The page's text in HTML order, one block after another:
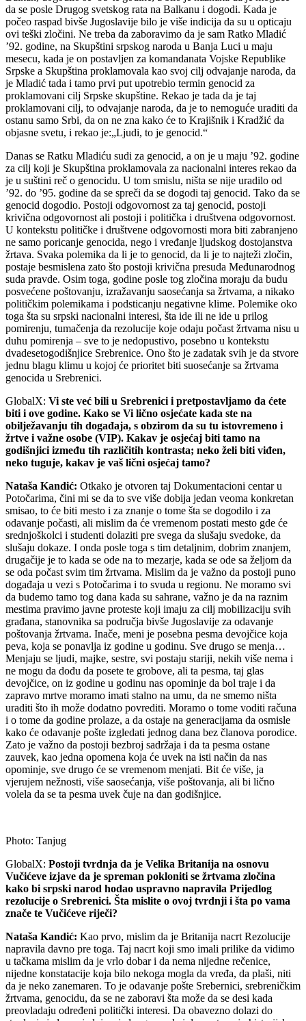
da se posle Drugog svetskog rata na Balkanu i dogodi. Kada je
počeo raspad bivše Jugoslavije bilo je više indicija da su u opticaju
ovi teški zločini. Ne treba da zaboravimo da je sam Ratko Mladić
’92. godine, na Skupštini srpskog naroda u Banja Luci u maju
mesecu, kada je on postavljen za komandanata Vojske Republike
Srpske a Skupština proklamovala kao svoj cilj odvajanje naroda, da
je Mladić tada i tamo prvi put upotrebio termin genocid za
proklamovani cilj Srpske skupštine. Rekao je tada da je taj
proklamovani cilj, to odvajanje naroda, da je to nemoguće uraditi da
ostanu samo Srbi, da on ne zna kako će to Krajišnik i Kradžić da
objasne svetu, i rekao je:„Ljudi, to je genocid.“
Danas se Ratku Mladiću sudi za genocid, a on je u maju ’92. godine
za cilj koji je Skupština proklamovala za nacionalni interes rekao da
je u suštini reč o genocidu. U tom smislu, ništa se nije uradilo od
’92. do ’95. godine da se spreči da se dogodi taj genocid. Tako da se
genocid dogodio. Postoji odgovornost za taj genocid, postoji
krivična odgovornost ali postoji i politička i društvena odgovornost.
U kontekstu političke i društvene odgovornosti mora biti zabranjeno
ne samo poricanje genocida, nego i vređanje ljudskog dostojanstva
žrtava. Svaka polemika da li je to genocid, da li je to najteži zločin,
postaje besmislena zato što postoji krivična presuda Međunarodnog
suda pravde. Osim toga, godine posle tog zločina moraju da budu
posvećene poštovanju, izražavanju saosećanja sa žrtvama, a nikako
političkim polemikama i podsticanju negativne klime. Polemike oko
toga šta su srpski nacionalni interesi, šta ide ili ne ide u prilog
pomirenju, tumačenja da rezolucije koje odaju počast žrtvama nisu u
duhu pomirenja – sve to je nedopustivo, posebno u kontekstu
dvadesetogodišnjice Srebrenice. Ono što je zadatak svih je da stvore
jednu blagu klimu u kojoj će prioritet biti suosećanje sa žrtvama
genocida u Srebrenici.
GlobalX: Vi ste već bili u Srebrenici i pretpostavljamo da ćete
biti i ove godine. Kako se Vi lično osjećate kada ste na
obilježavanju tih događaja, s obzirom da su tu istovremeno i
žrtve i važne osobe (VIP). Kakav je osjećaj biti tamo na
godišnjici između tih različitih kontrasta; neko želi biti viđen,
neko tuguje, kakav je vaš lični osjećaj tamo?
Nataša Kandić: Otkako je otvoren taj Dokumentacioni centar u
Potočarima, čini mi se da to sve više dobija jedan veoma konkretan
smisao, to će biti mesto i za znanje o tome šta se dogodilo i za
odavanje počasti, ali mislim da će vremenom postati mesto gde će
srednjoškolci i studenti dolaziti pre svega da slušaju svedoke, da
slušaju dokaze. I onda posle toga s tim detaljnim, dobrim znanjem,
drugačije je to kada se ode na to mezarje, kada se ode sa željom da
se oda počast svim tim žrtvama. Mislim da je važno da postoji puno
događaja u vezi s Potočarima i to svuda u regionu. Ne moramo svi
da budemo tamo tog dana kada su sahrane, važno je da na raznim
mestima pravimo javne proteste koji imaju za cilj mobilizaciju svih
građana, stanovnika sa područja bivše Jugoslavije za odavanje
poštovanja žrtvama. Inače, meni je posebna pesma devojčice koja
peva, koja se ponavlja iz godine u godinu. Sve drugo se menja…
Menjaju se ljudi, majke, sestre, svi postaju stariji, nekih više nema i
ne mogu da dođu da posete te grobove, ali ta pesma, taj glas
devojčice, on iz godine u godinu nas opominje da bol traje i da
zapravo mrtve moramo imati stalno na umu, da ne smemo ništa
uraditi što ih može dodatno povrediti. Moramo o tome voditi računa
i o tome da godine prolaze, a da ostaje na generacijama da osmisle
kako će odavanje pošte izgledati jednog dana bez članova porodice.
Zato je važno da postoji bezbroj sadržaja i da ta pesma ostane
zauvek, kao jedna opomena koja će uvek na isti način da nas
opominje, sve drugo će se vremenom menjati. Bit će više, ja
vjerujem nežnosti, više saosećanja, više poštovanja, ali bi lično
volela da se ta pesma uvek čuje na dan godišnjice.
Photo: Tanjug
GlobalX: Postoji tvrdnja da je Velika Britanija na osnovu
Vučićeve izjave da je spreman pokloniti se žrtvama zločina
kako bi srpski narod hodao uspravno napravila Prijedlog
rezolucije o Srebrenici. Šta mislite o ovoj tvrdnji i šta po vama
znače te Vučićeve riječi?
Nataša Kandić: Kao prvo, mislim da je Britanija nacrt Rezolucije
napravila davno pre toga. Taj nacrt koji smo imali prilike da vidimo
u tačkama mislim da je vrlo dobar i da nema nijedne rečenice,
nijedne konstatacije koja bilo nekoga mogla da vređa, da plaši, niti
da je neko zanemaren. To je odavanje pošte Srebernici, srebreničkim
žrtvama, genocidu, da se ne zaboravi šta može da se desi kada
preovladaju određeni politički interesi. Da obavezno dolazi do